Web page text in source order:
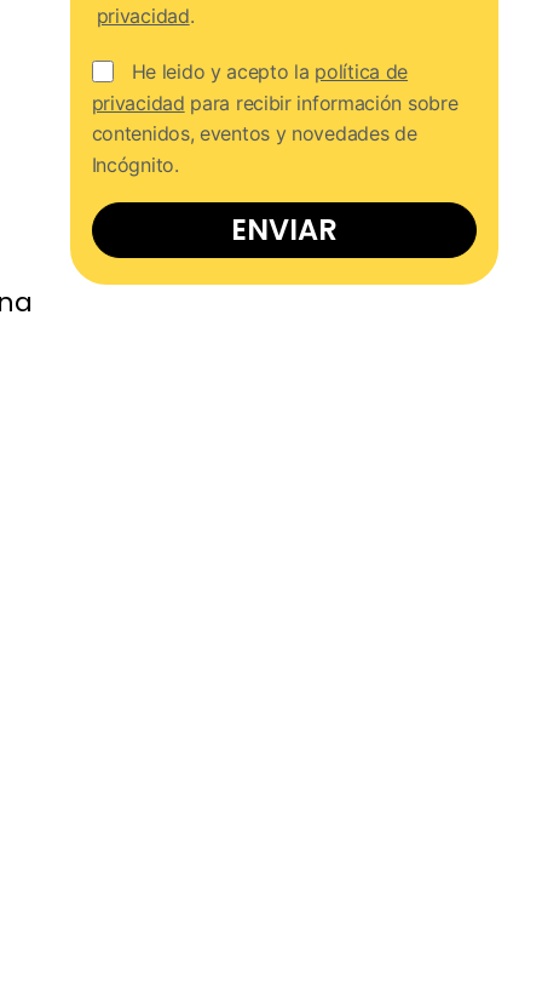
privacidad.
He leido y acepto la política de
privacidad para recibir información sobre
contenidos, eventos y novedades de
Incógnito.
ENVIAR